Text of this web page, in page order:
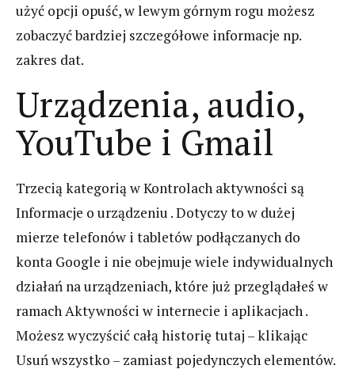
użyć opcji opuść, w lewym górnym rogu możesz
zobaczyć bardziej szczegółowe informacje np.
zakres dat.
Urządzenia, audio,
YouTube i Gmail
Trzecią kategorią w Kontrolach aktywności są
Informacje o urządzeniu . Dotyczy to w dużej
mierze telefonów i tabletów podłączanych do
konta Google i nie obejmuje wiele indywidualnych
działań na urządzeniach, które już przeglądałeś w
ramach Aktywności w internecie i aplikacjach .
Możesz wyczyścić całą historię tutaj – klikając
Usuń wszystko – zamiast pojedynczych elementów.